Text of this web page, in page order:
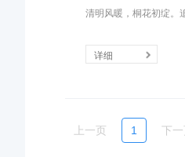
清明风暖，桐花初绽。
详细
上一页 1 下